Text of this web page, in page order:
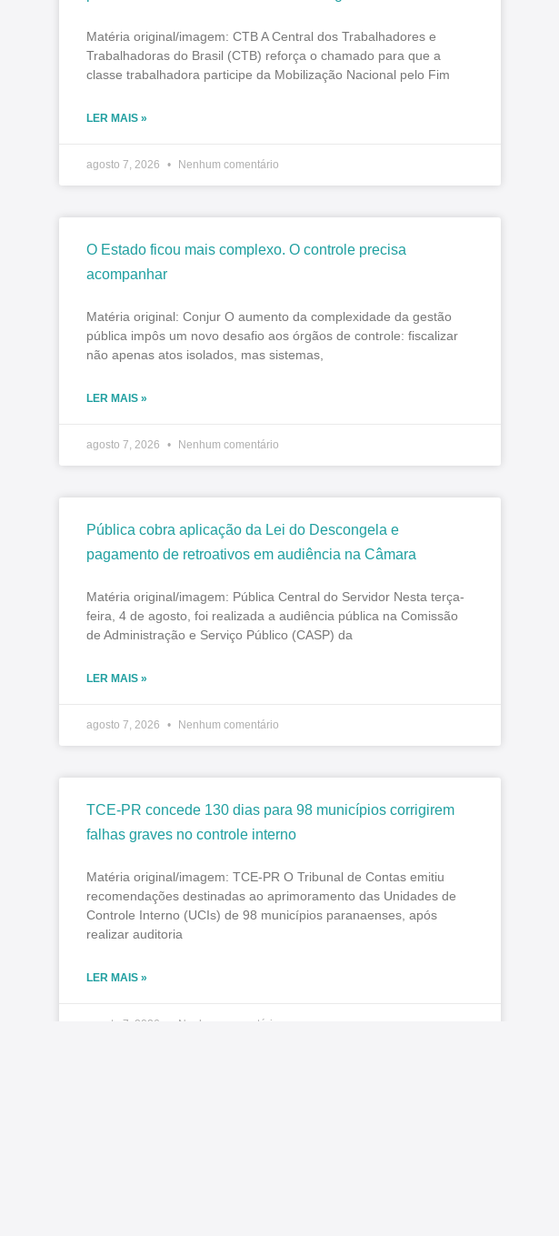
Matéria original/imagem: CTB A Central dos Trabalhadores e
Trabalhadoras do Brasil (CTB) reforça o chamado para que a
classe trabalhadora participe da Mobilização Nacional pelo Fim
LER MAIS »
agosto 7, 2026 Nenhum comentário
O Estado ficou mais complexo. O controle precisa
acompanhar
Matéria original: Conjur O aumento da complexidade da gestão
pública impôs um novo desafio aos órgãos de controle: fiscalizar
não apenas atos isolados, mas sistemas,
LER MAIS »
agosto 7, 2026 Nenhum comentário
Pública cobra aplicação da Lei do Descongela e
pagamento de retroativos em audiência na Câmara
Matéria original/imagem: Pública Central do Servidor Nesta terça-
feira, 4 de agosto, foi realizada a audiência pública na Comissão
de Administração e Serviço Público (CASP) da
LER MAIS »
agosto 7, 2026 Nenhum comentário
TCE-PR concede 130 dias para 98 municípios corrigirem
falhas graves no controle interno
Matéria original/imagem: TCE-PR O Tribunal de Contas emitiu
recomendações destinadas ao aprimoramento das Unidades de
Controle Interno (UCIs) de 98 municípios paranaenses, após
realizar auditoria
LER MAIS »
agosto 7, 2026 Nenhum comentário